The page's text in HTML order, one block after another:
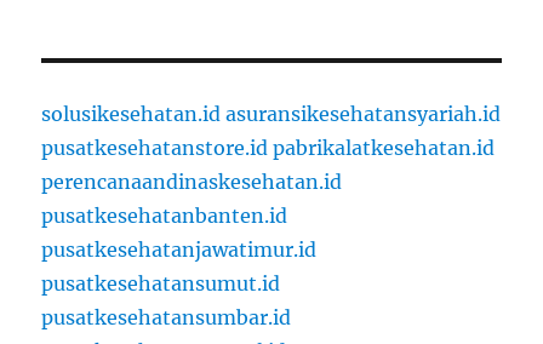
solusikesehatan.id asuransikesehatansyariah.id
pusatkesehatanstore.id pabrikalatkesehatan.id
perencanaandinaskesehatan.id
pusatkesehatanbanten.id
pusatkesehatanjawatimur.id
pusatkesehatansumut.id
pusatkesehatansumbar.id